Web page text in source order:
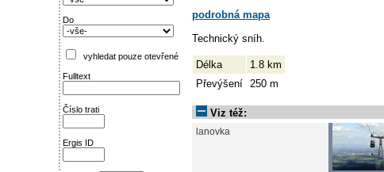
Do
vyhledat pouze otevřené
Fulltext
Číslo trati
Ergis ID
podrobná mapa
Technický sníh.
Délka
1.8 km
Převýšení
250 m
Viz též:
lanovka